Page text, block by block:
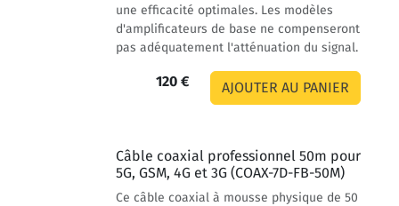
une efficacité optimales. Les modèles
d'amplificateurs de base ne compenseront
pas adéquatement l'atténuation du signal.
120 €
Câble coaxial professionnel 50m pour
5G, GSM, 4G et 3G (COAX-7D-FB-50M)
Ce câble coaxial à mousse physique de 50